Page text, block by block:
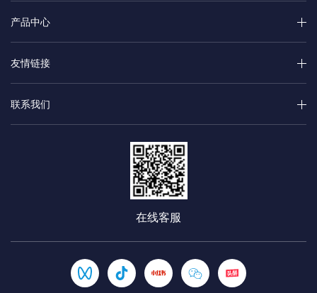
产品中心
友情链接
联系我们
在线客服